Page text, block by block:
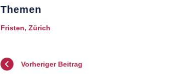
Themen
Fristen, Zürich
Vorheriger Beitrag